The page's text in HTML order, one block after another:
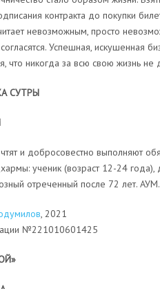
контракта до покупки
невозможным, просто
Успешная, искушенная
что никогда за всю свою жизнь не
СУТРЫ
и добросовестно выполняют
ученик (возраст 12-24
отреченный после 72 лет. АУМ.
, 2021
№221010601425